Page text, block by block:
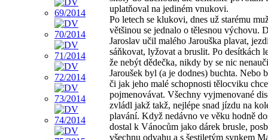
uplatňoval na jediném vnukovi.
Po letech se klukovi, dnes už starému
většinou se jednalo o tělesnou výchovu.
Jaroslav učil malého Jarouška plavat,
sáňkovat, lyžovat a bruslit. Po desítkách
že nebýt dědečka, nikdy by se nic
Jaroušek byl (a je dodnes) buchta. Nebo
či jak jeho malé schopnosti tělocviku
pojmenovávat. Všechny vyjmenované
zvládl jakž takž, nejlépe snad jízdu na
plavání. Když nedávno ve věku hodně
dostal k Vánocům jako dárek brusle,
všechnu odvahu a s šestiletým synkem